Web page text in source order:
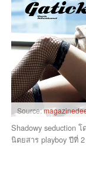
Source:
Shadowy seduction โ
นิตยสาร playboy ปีที่